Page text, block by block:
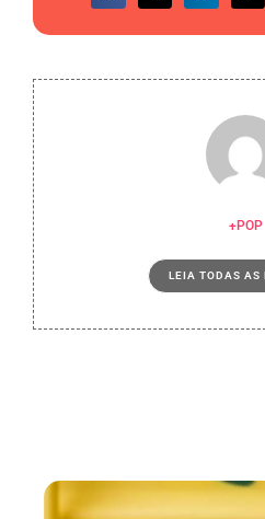
+POP
LEIA TODAS AS